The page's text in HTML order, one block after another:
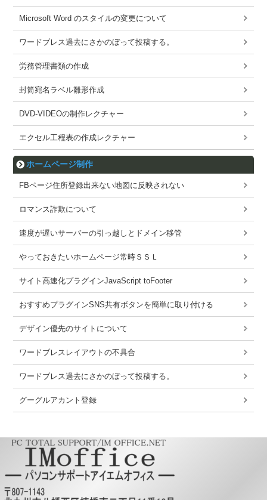
Microsoft Word のスタイルの変更について
ワードブレス過去にさかのぼって投稿する。
労務管理書類の作成
封筒宛名ラベル雛形作成
DVD-VIDEOの制作レクチャー
エクセル工程表の作成レクチャー
ホームページ制作
FBページ住所登録出来ない地図に反映されない
ロマンス詐欺について
速度が遅いサーバーの引っ越しとドメイン移管
やっておきたいホームページ常時ＳＳＬ
サイト高速化プラグインJavaScript toFooter
おすすめプラグインSNS共有ボタンを簡単に取り付ける
デザイン優先のサイトについて
ワードブレスレイアウトの不具合
ワードブレス過去にさかのぼって投稿する。
グーグルアカント登録